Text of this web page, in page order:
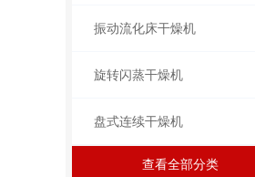
振动流化床干燥机
旋转闪蒸干燥机
盘式连续干燥机
查看全部分类